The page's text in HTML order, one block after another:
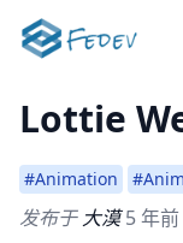
Lottie
#Animation
发布于大漠5 年前